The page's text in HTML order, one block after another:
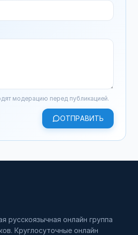
модерацию перед публикацией.
ОТПРАВИТЬ
онлайн группа
Круглосуточные онлайн